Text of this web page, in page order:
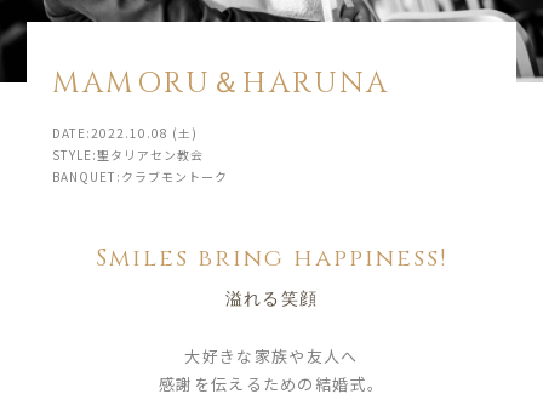
MAMORU＆HARUNA
DATE:2022.10.08 (土)
STYLE:聖タリアセン教会
BANQUET:クラブモントーク
Smiles bring happiness!
溢れる笑顔
大好きな家族や友人へ
感謝を伝えるための結婚式。